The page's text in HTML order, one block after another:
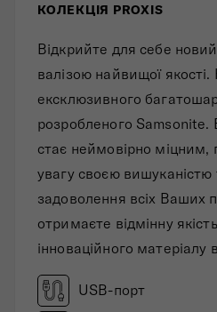
Складані сумки
Дивитись все
КОЛЕКЦІЯ PROXIS
Відкрийте для себе
валізою найвищої
ексклюзивного
розробленого
стає неймовірно
увагу своєю
задоволення всіх Ваших
отримаєте відмінну
інноваційного матеріалу
USB-порт